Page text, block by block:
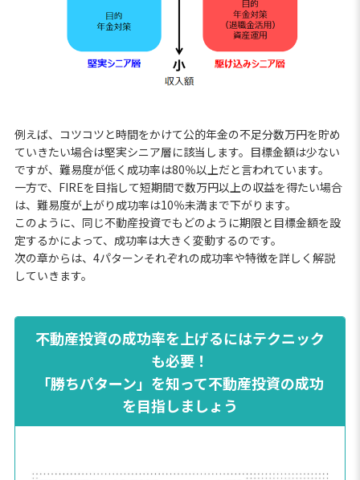
例えば、コツコツと時間をかけて公的年金の不足分数万円を貯め
ていきたい場合は堅実シニア層に該当します。目標金額は少ない
ですが、難易度が低く成功率は80％以上だと言われています。
一方で、FIREを目指して短期間で数万円以上の収益を得たい場合
は、難易度が上がり成功率は10％未満まで下がります。
このように、同じ不動産投資でもどのように期限と目標金額を設
定するかによって、成功率は大きく変動するのです。
次の章からは、4パターンそれぞれの成功率や特徴を詳しく解説
していきます。
不動産投資の成功率を上げるにはテクニック
も必要！
「勝ちパターン」を知って不動産投資の成功
を目指しましょう